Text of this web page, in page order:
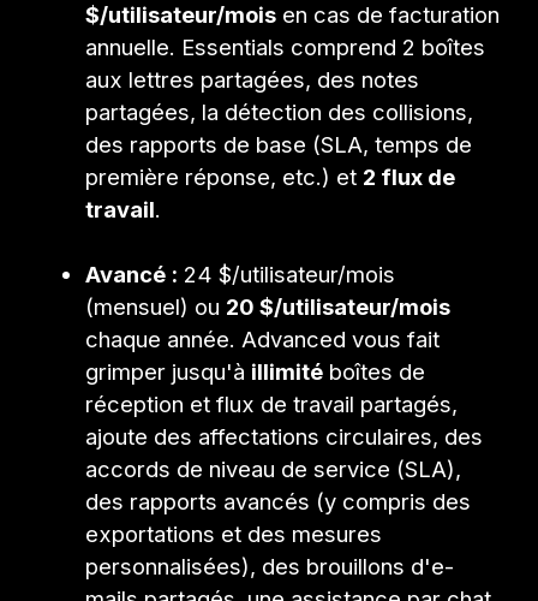
$/utilisateur/mois en cas de facturation
annuelle. Essentials comprend 2 boîtes
aux lettres partagées, des notes
partagées, la détection des collisions,
des rapports de base (SLA, temps de
première réponse, etc.) et 2 flux de
travail.
Avancé : 24 $/utilisateur/mois
(mensuel) ou 20 $/utilisateur/mois
chaque année. Advanced vous fait
grimper jusqu'à illimité boîtes de
réception et flux de travail partagés,
ajoute des affectations circulaires, des
accords de niveau de service (SLA),
des rapports avancés (y compris des
exportations et des mesures
personnalisées), des brouillons d'e-